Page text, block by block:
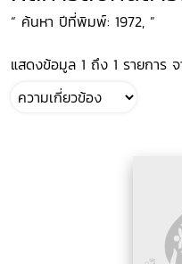
“ ค้นหา ปีที่พิมพ์: 1972, ”
แสดงข้อมูล 1 ถึง 1 รายการ